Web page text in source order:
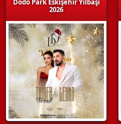
Dodo Park Eskişehir Yılbaşı
2026